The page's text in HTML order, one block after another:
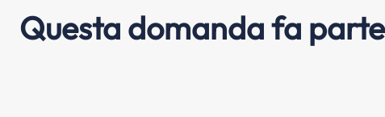
Questa domanda fa